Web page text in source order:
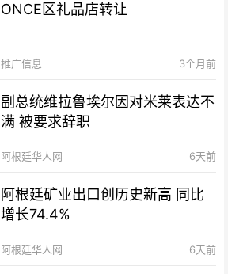
ONCE区礼品店转让
推广信息 3个月前
副总统维拉鲁埃尔因对米莱表达不
满 被要求辞职
阿根廷华人网 6天前
阿根廷矿业出口创历史新高 同比
增长74.4%
阿根廷华人网 6天前